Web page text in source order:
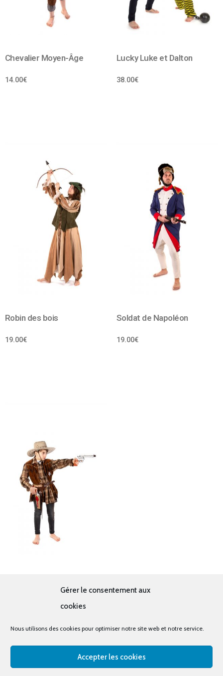
Gérer le consentement aux
cookies
Nous utilisons des cookies pour optimiser notre site web et notre service.
Accepter les cookies
Chevalier Moyen-Âge
14.00€
Lucky Luke et Dalton
38.00€
Robin des bois
19.00€
Soldat de Napoléon
19.00€
© tous droits réservés - La cabine à costumes x Bout